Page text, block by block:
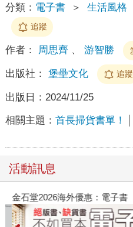
分類： 電子書 ＞ 生活風格
追蹤
作者： 周思齊 、 游智勝
出版社： 堡壘文化 追蹤
出版日： 2024/11/25
相關主題： 首長掃貨書單！
活動訊息
金石堂2026海外優惠：電子書